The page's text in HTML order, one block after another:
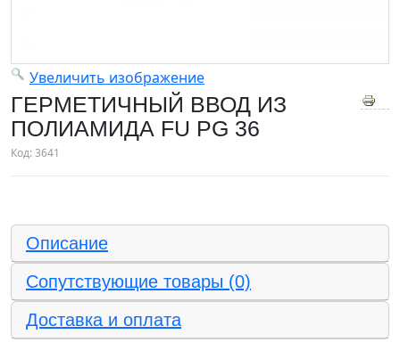
Увеличить изображение
ГЕРМЕТИЧНЫЙ ВВОД ИЗ
ПОЛИАМИДА FU PG 36
Код:3641
Описание
Сопутствующие товары (0)
Доставка и оплата